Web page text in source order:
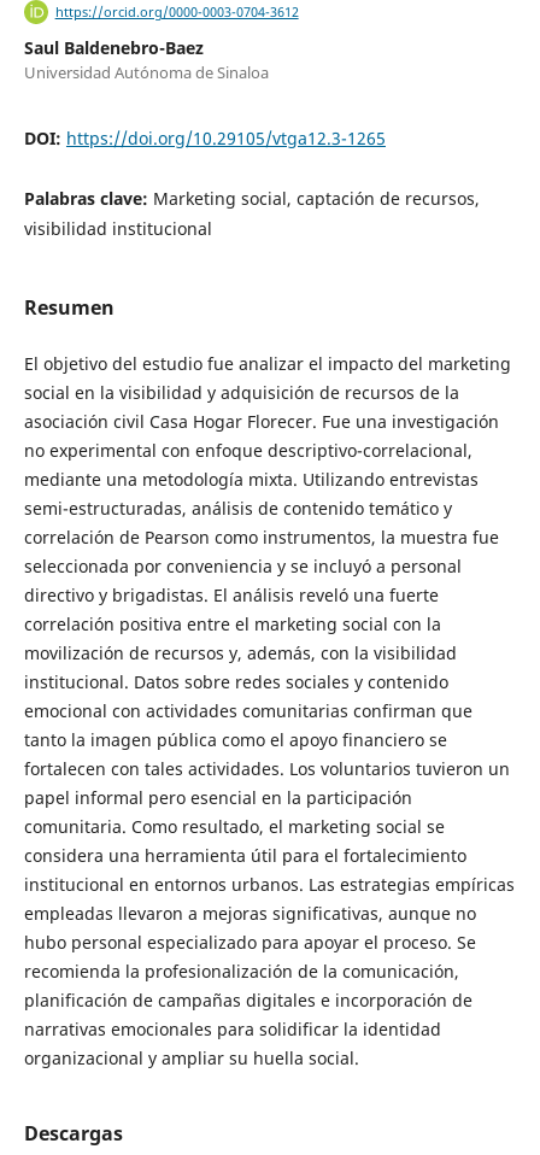
https://orcid.org/0000-0003-0704-3612
Saul Baldenebro-Baez
Universidad Autónoma de Sinaloa
DOI: https://doi.org/10.29105/vtga12.3-1265
Palabras clave: Marketing social, captación de recursos,
visibilidad institucional
Resumen
El objetivo del estudio fue analizar el impacto del marketing
social en la visibilidad y adquisición de recursos de la
asociación civil Casa Hogar Florecer. Fue una investigación
no experimental con enfoque descriptivo-correlacional,
mediante una metodología mixta. Utilizando entrevistas
semi-estructuradas, análisis de contenido temático y
correlación de Pearson como instrumentos, la muestra fue
seleccionada por conveniencia y se incluyó a personal
directivo y brigadistas. El análisis reveló una fuerte
correlación positiva entre el marketing social con la
movilización de recursos y, además, con la visibilidad
institucional. Datos sobre redes sociales y contenido
emocional con actividades comunitarias confirman que
tanto la imagen pública como el apoyo financiero se
fortalecen con tales actividades. Los voluntarios tuvieron un
papel informal pero esencial en la participación
comunitaria. Como resultado, el marketing social se
considera una herramienta útil para el fortalecimiento
institucional en entornos urbanos. Las estrategias empíricas
empleadas llevaron a mejoras significativas, aunque no
hubo personal especializado para apoyar el proceso. Se
recomienda la profesionalización de la comunicación,
planificación de campañas digitales e incorporación de
narrativas emocionales para solidificar la identidad
organizacional y ampliar su huella social.
Descargas